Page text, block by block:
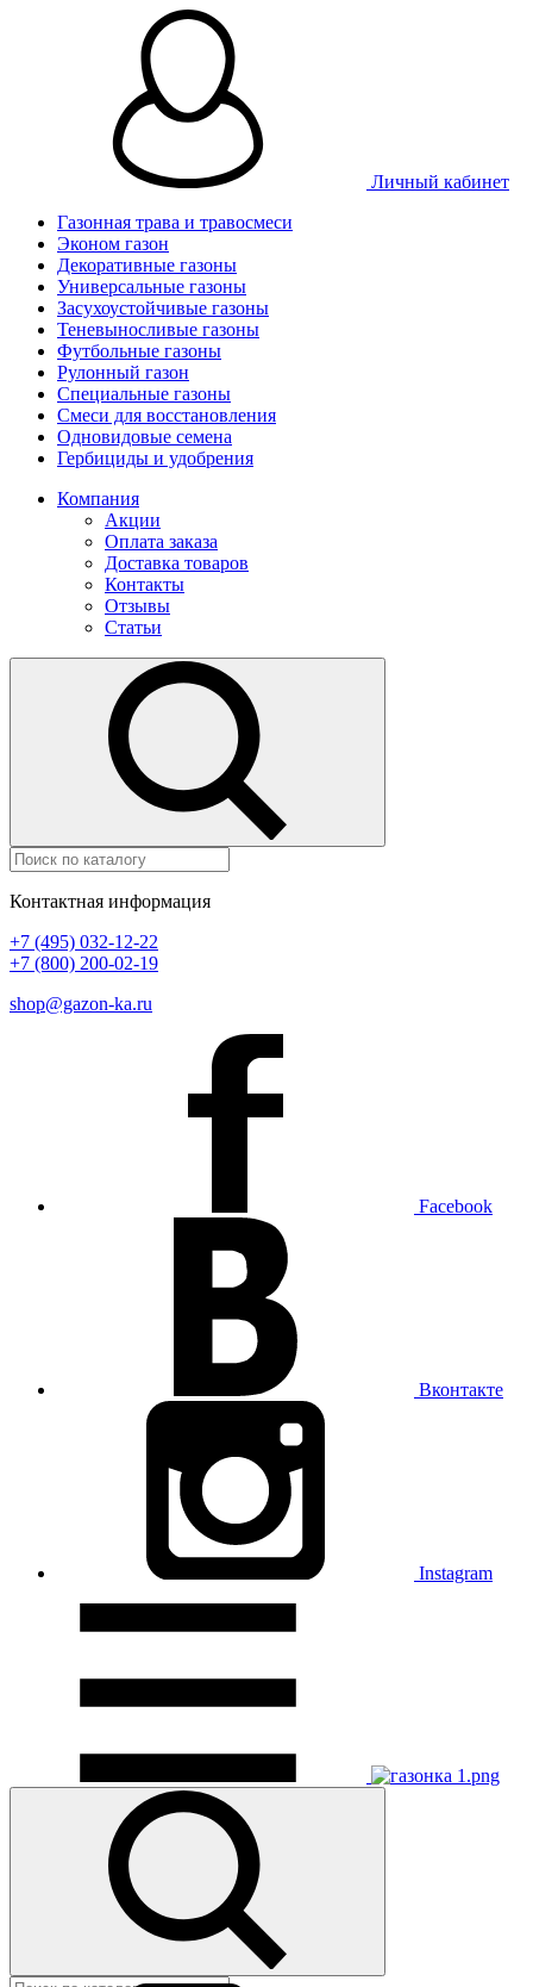
Личный кабинет
Газонная трава и травосмеси
Эконом газон
Декоративные газоны
Универсальные газоны
Засухоустойчивые газоны
Теневыносливые газоны
Футбольные газоны
Рулонный газон
Специальные газоны
Смеси для восстановления
Одновидовые семена
Гербициды и удобрения
Компания
Акции
Оплата заказа
Доставка товаров
Контакты
Отзывы
Статьи
Контактная информация
+7 (495) 032-12-22
+7 (800) 200-02-19
shop@gazon-ka.ru
Facebook
Вконтакте
Instagram